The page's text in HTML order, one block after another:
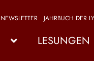
NEWSLETTER JAHRBUCH DER
LESUNGEN